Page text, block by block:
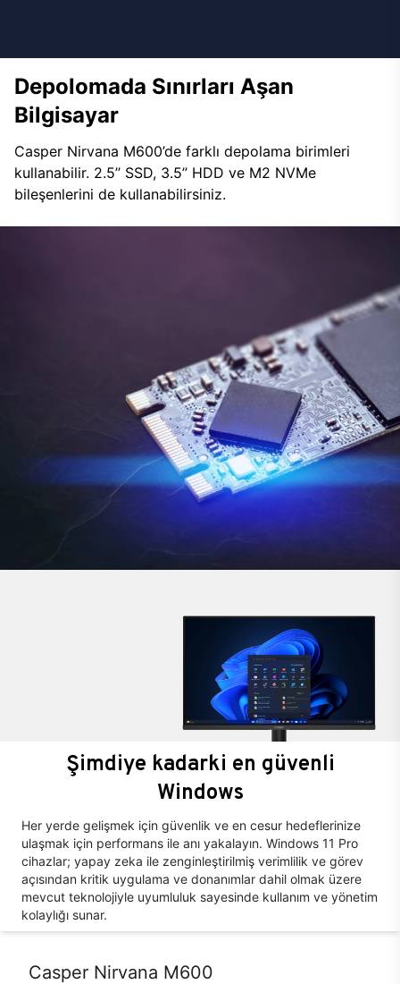
Depolomada Sınırları Aşan
Bilgisayar
Casper Nirvana M600’de farklı depolama birimleri
kullanabilir. 2.5’’ SSD, 3.5’’ HDD ve M2 NVMe
bileşenlerini de kullanabilirsiniz.
Şimdiye kadarki en güvenli
Windows
Her yerde gelişmek için güvenlik ve en cesur hedeflerinize
ulaşmak için performans ile anı yakalayın. Windows 11 Pro
cihazlar; yapay zeka ile zenginleştirilmiş verimlilik ve görev
açısından kritik uygulama ve donanımlar dahil olmak üzere
mevcut teknolojiyle uyumluluk sayesinde kullanım ve yönetim
kolaylığı sunar.
Casper Nirvana M600